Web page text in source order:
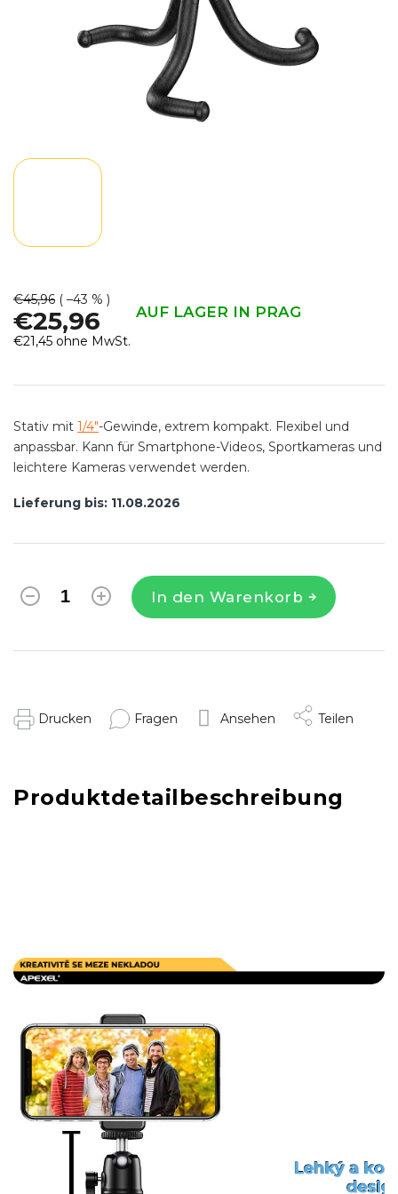
€45,96 ( –43 % )
€25,96 AUF LAGER IN PRAG
€21,45 ohne MwSt.
Lieferung bis: 11.08.2026
In den Warenkorb
Stativ mit 1/4"-Gewinde, extrem kompakt. Flexibel und
anpassbar. Kann für Smartphone-Videos, Sportkameras und
leichtere Kameras verwendet werden.
Drucken Fragen Ansehen Teilen
Produktdetailbeschreibung